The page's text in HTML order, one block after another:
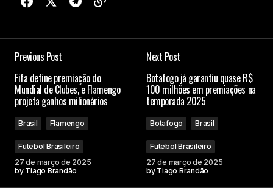
Previous Post
Fifa define premiação do
Mundial de Clubes, e Flamengo
projeta ganhos milionários
Brasil Flamengo
Futebol Brasileiro
27 de março de 2025
by Tiago Brandão
Next Post
Botafogo já garantiu quase R$
100 milhões em premiações na
temporada 2025
Botafogo Brasil
Futebol Brasileiro
27 de março de 2025
by Tiago Brandão